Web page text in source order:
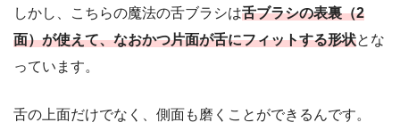
しかし、こちらの魔法の舌ブラシは舌ブラシの表裏（2
面）が使えて、なおかつ片面が舌にフィットする形状とな
っています。
舌の上面だけでなく、側面も磨くことができるんです。